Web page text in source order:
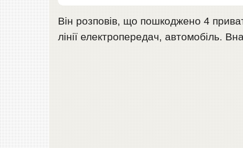
Він розповів, що пошкоджено 4
лінії електропередач, автомобіль.